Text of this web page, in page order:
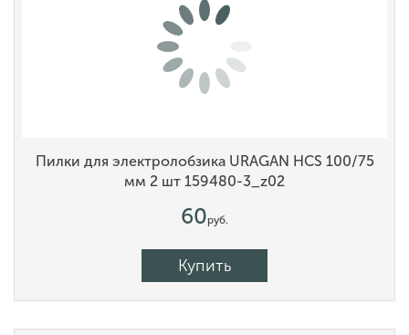
Пилки для электролобзика URAGAN HCS 100/75
мм 2 шт 159480-3_z02
60руб.
Купить